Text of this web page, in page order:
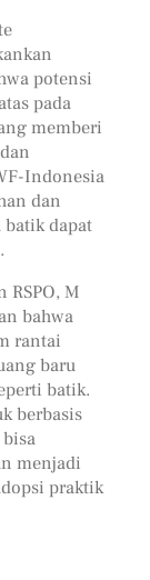
potensi
pada
memberi
Indonesia
dan
batik dapat
M
bahwa
rantai
baru
batik.
berbasis
menjadi
praktik